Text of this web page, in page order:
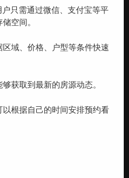
只需通过微信、支付宝等平
空间。
域、价格、户型等条件快速
获取到最新的房源动态。
根据自己的时间安排预约看